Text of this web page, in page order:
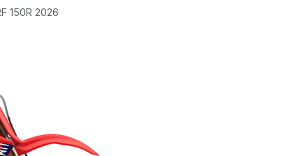
150R 2026